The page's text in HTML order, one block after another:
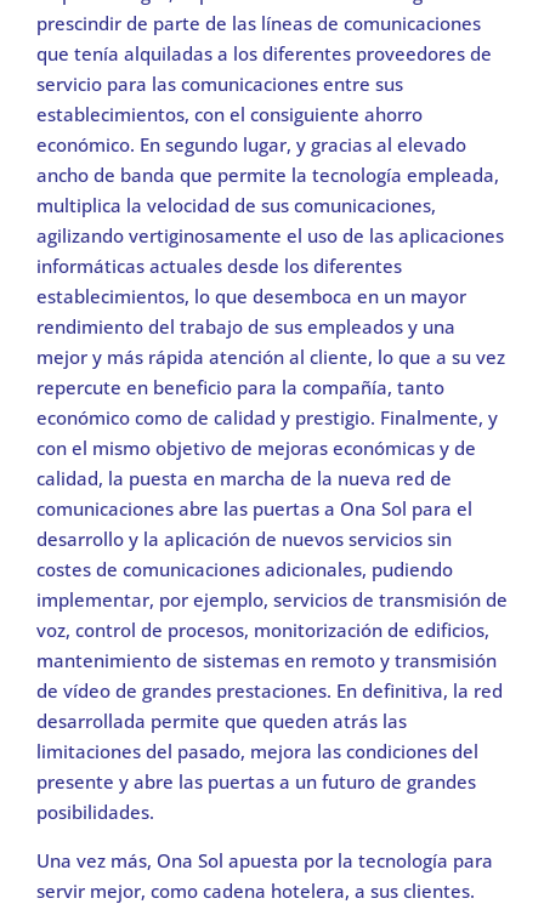
prescindir de parte de las líneas de comunicaciones
que tenía alquiladas a los diferentes proveedores de
servicio para las comunicaciones entre sus
establecimientos, con el consiguiente ahorro
económico. En segundo lugar, y gracias al elevado
ancho de banda que permite la tecnología empleada,
multiplica la velocidad de sus comunicaciones,
agilizando vertiginosamente el uso de las aplicaciones
informáticas actuales desde los diferentes
establecimientos, lo que desemboca en un mayor
rendimiento del trabajo de sus empleados y una
mejor y más rápida atención al cliente, lo que a su vez
repercute en beneficio para la compañía, tanto
económico como de calidad y prestigio. Finalmente, y
con el mismo objetivo de mejoras económicas y de
calidad, la puesta en marcha de la nueva red de
comunicaciones abre las puertas a Ona Sol para el
desarrollo y la aplicación de nuevos servicios sin
costes de comunicaciones adicionales, pudiendo
implementar, por ejemplo, servicios de transmisión de
voz, control de procesos, monitorización de edificios,
mantenimiento de sistemas en remoto y transmisión
de vídeo de grandes prestaciones. En definitiva, la red
desarrollada permite que queden atrás las
limitaciones del pasado, mejora las condiciones del
presente y abre las puertas a un futuro de grandes
posibilidades.
Una vez más, Ona Sol apuesta por la tecnología para
servir mejor, como cadena hotelera, a sus clientes.